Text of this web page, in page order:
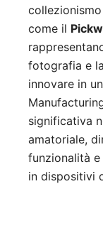
come il
fotografia e
innovare in
significativa
amatoriale,
funzionalità
in dispositivi